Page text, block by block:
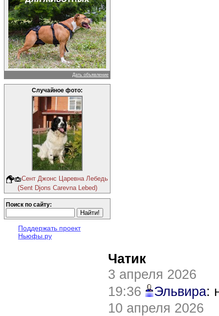
Дать объявление
Случайное фото:
Сент Джонс Царевна Лебедь
(Sent Djons Carevna Lebed)
Поиск по сайту:
Поддержать проект
Ньюфы.ру
Чатик
3 апреля 2026
19:36
Эльвира:
10 апреля 2026